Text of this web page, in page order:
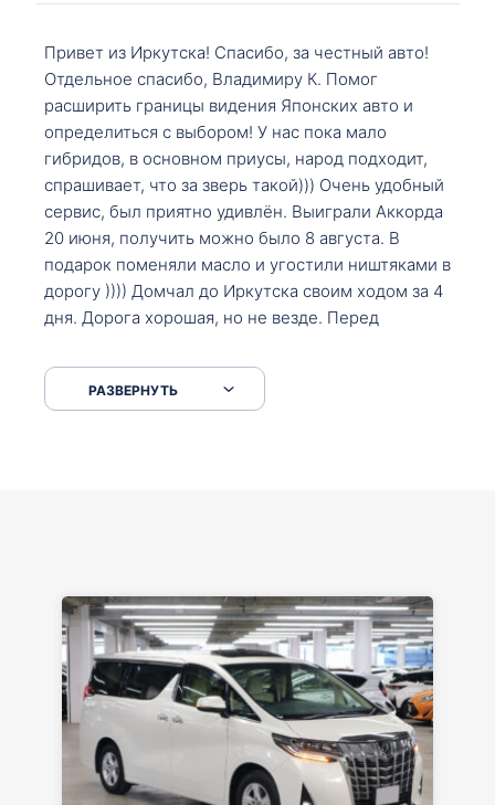
Привет из Иркутска! Спасибо, за честный авто!
Отдельное спасибо, Владимиру К. Помог
расширить границы видения Японских авто и
определиться с выбором! У нас пока мало
гибридов, в основном приусы, народ подходит,
спрашивает, что за зверь такой))) Очень удобный
сервис, был приятно удивлён. Выиграли Аккорда
20 июня, получить можно было 8 августа. В
подарок поменяли масло и угостили ништяками в
дорогу )))) Домчал до Иркутска своим ходом за 4
дня. Дорога хорошая, но не везде. Перед
серпантинах по пути следования.
РАЗВЕРНУТЬ